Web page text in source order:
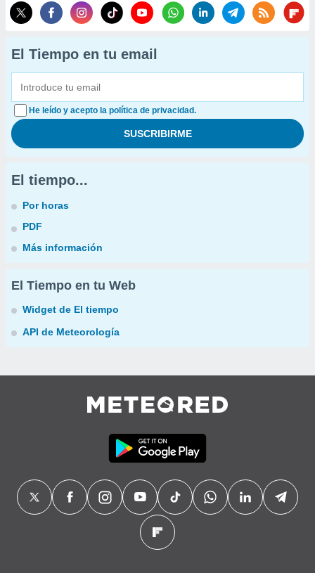
El Tiempo en tu email
He leído y acepto la política de privacidad.
El tiempo...
Por horas
PDF
Más información
El Tiempo en tu Web
Widget de El tiempo
API de Meteorología